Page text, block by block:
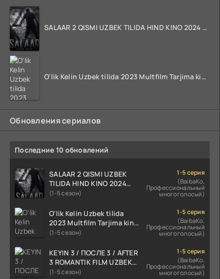
SALAAR 2 QISMI UZBEK TILIDA HIND KINO 2024 TARJIMA 720p HD Skachat
O'lik Kelin Uzbek tilida 2023 Multfilm Tarjima kino skachat
Обновления сериалов
Последние 10 обновлений
SALAAR 2 QISMI UZBEK
TILIDA HIND KINO 2024
TARJIMA 720p HD Skachat
(1-5 сезон)
1-5 серия
(BaibaKo,
Профессиональный
многоголосый)
O'lik Kelin Uzbek tilida
2023 Multfilm Tarjima kino
skachat
(1-5 сезон)
1-5 серия
(BaibaKo,
Профессиональный
многоголосый)
KEYIN 3 / ПОСЛЕ 3 / AFTER
3 ROMANTIK FILM UZBEK
TILIDA 2021 TARJIMA FILM
(1-5 сезон)
1-5 серия
(BaibaKo,
Профессиональный
многоголосый)